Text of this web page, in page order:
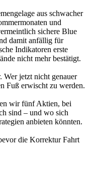
aus schwacher
und
sichere Blue
damit anfällig für
Indikatoren erste
nicht mehr bestätigt.
Wer jetzt nicht genauer
Fuß erwischt zu werden.
wir fünf Aktien, bei
sind – und wo sich
anbieten könnten.
die Korrektur Fahrt